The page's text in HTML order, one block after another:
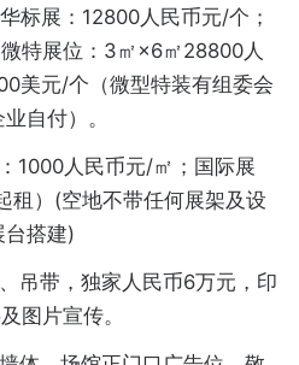
标展：12800人民币元/个；
特展位：3㎡×6㎡28800人
美元/个（微型特装有组委会
自付）。
1000人民币元/㎡；国际展
租）(空地不带任何展架及设
台搭建)
吊带，独家人民币6万元，印
图片宣传。